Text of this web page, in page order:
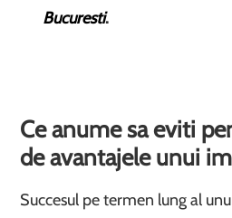
Bucuresti.
Ce anume sa eviti
de avantajele unui
Succesul pe termen lung al